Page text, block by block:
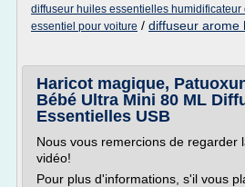
diffuseur huiles essentielles humidificateur
essentiel pour voiture / diffuseur arome
Haricot magique,
Bébé Ultra Mini 80 ML
Essentielles USB
Nous vous remercions de regarder
vidéo!
Pour plus d'informations, s'il vous